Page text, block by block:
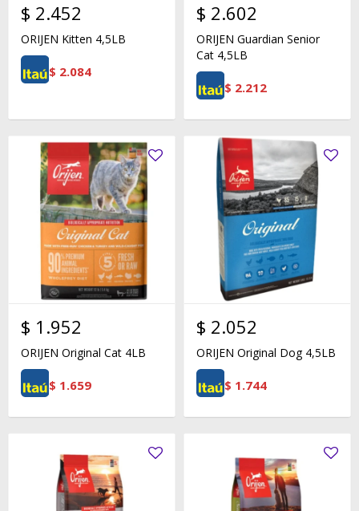
$ 2.452
ORIJEN Kitten 4,5LB
$ 2.084
$ 2.602
ORIJEN Guardian Senior
Cat 4,5LB
$ 2.212
$ 1.952
ORIJEN Original Cat 4LB
$ 1.659
$ 2.052
ORIJEN Original Dog 4,5LB
$ 1.744